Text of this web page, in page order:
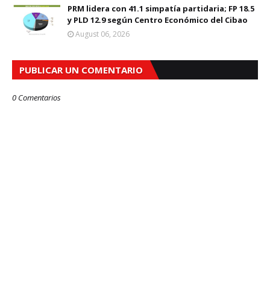
PRM lidera con 41.1 simpatía partidaria; FP 18.5
y PLD 12.9 según Centro Económico del Cibao
August 06, 2026
PUBLICAR UN COMENTARIO
0 Comentarios